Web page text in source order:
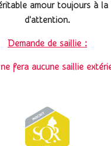
amour toujours à la
d'attention.
Demande de saillie :
ne fera aucune saillie